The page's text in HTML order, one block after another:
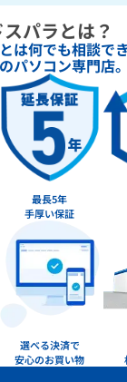
ラ
スパラとは？
は何でも相談でき
パソコン専門店。
最長5年
手厚い保証
選べる決済で
安心のお買い物